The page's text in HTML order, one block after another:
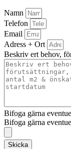
Namn
Telefon
Email
Adress + Ort
Beskriv ert behov,
Bifoga gärna
Bifoga gärna
Skicka